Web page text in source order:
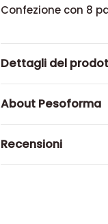
Confezione con 8
Dettagli del
About Pesoforma
Recensioni